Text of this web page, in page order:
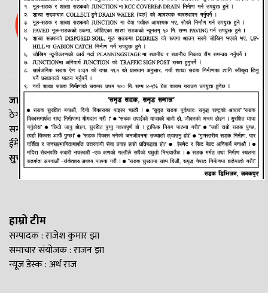
जानकी न्यूज नेटवर्क
ठेगाना: लक्ष्मीनियाँ -७, मधेश प्रदेश
सम्पर्क नं. : +977-9844100829
ईमेल:Madheshtopnews@gmail.com
सुचना विभाग दर्ता नं. २५४०/२०७७/७८
हाम्रो टीम
सम्पादक : राजेश कुमार झा
समाचार संयोजक : राजन झा
न्यूज डेस्क : अर्थ राज